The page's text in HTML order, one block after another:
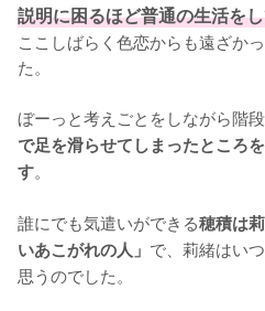
説明に困るほど普通の生活を
ここしばらく色恋からも遠ざか
た。
ぼーっと考えごとをしながら階
で足を滑らせてしまったところ
す。
誰にでも気遣いができる穂積は
いあこがれの人」 で、莉緒はい
思うのでした。